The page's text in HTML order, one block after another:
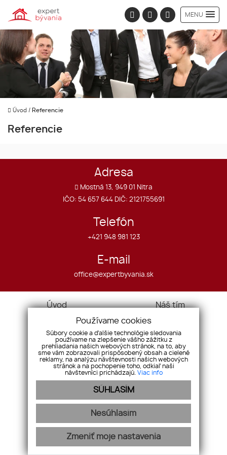
MENU
Úvod / Referencie
Referencie
Adresa
Mostná 13, 949 01 Nitra
IČO: 54 657 644 DIČ: 2121755691
Telefón
+421 948 981 123
E-mail
office@expertbyvania.sk
Úvod
Služby
Cookies
Náš tím
GDPR
Kontakt
Nehnuteľnosti
Byty
Pozemky
Komerčné objekty
webex.digital - REALVIA.sk
Používame cookies
Súbory cookie a ďalšie technológie sledovania
používame na zlepšenie vášho zážitku z
prehliadania našich webových stránok, na to, aby
sme vám zobrazovali prispôsobený obsah a cielené
reklamy, na analýzu návštevnosti našich webových
stránok a na pochopenie toho, odkiaľ naši
návštevníci prichádzajú. Viac info
SÚHLASÍM
Nesúhlasím
Zmeniť moje nastavenia